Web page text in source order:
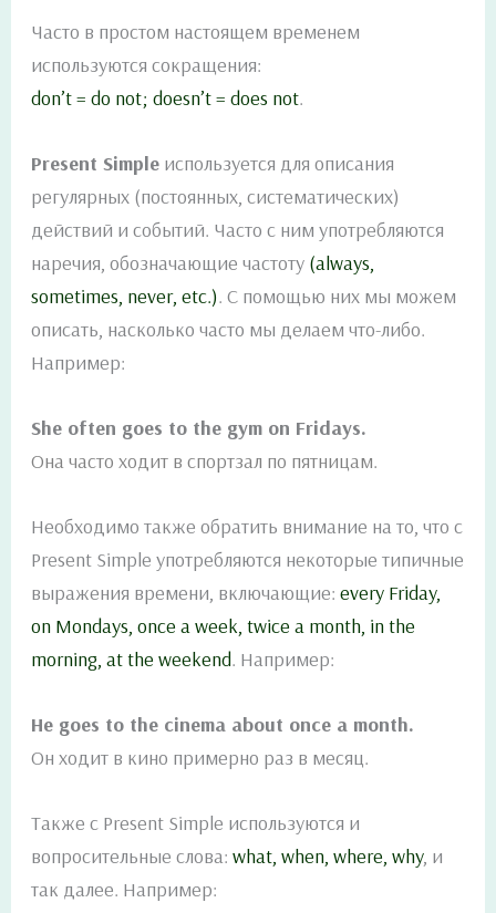
Часто в простом настоящем временем
используются сокращения:
don’t = do not; doesn’t = does not.
Present Simple используется для описания
регулярных (постоянных, систематических)
действий и событий. Часто с ним употребляются
наречия, обозначающие частоту (always,
sometimes, never, etc.). С помощью них мы можем
описать, насколько часто мы делаем что-либо.
Например:
She often goes to the gym on Fridays.
Она часто ходит в спортзал по пятницам.
Необходимо также обратить внимание на то, что с
Present Simple употребляются некоторые типичные
выражения времени, включающие:every Friday,
on Mondays, once a week, twice a month, in the
morning, at the weekend. Например:
He goes to the cinema about once a month.
Он ходит в кино примерно раз в месяц.
Также с Present Simple используются и
вопросительные слова:what, when, where, why, и
так далее. Например: